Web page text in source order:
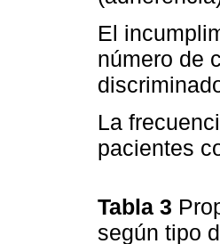
El
número de
La
pacientes
Tabla 3
según tipo